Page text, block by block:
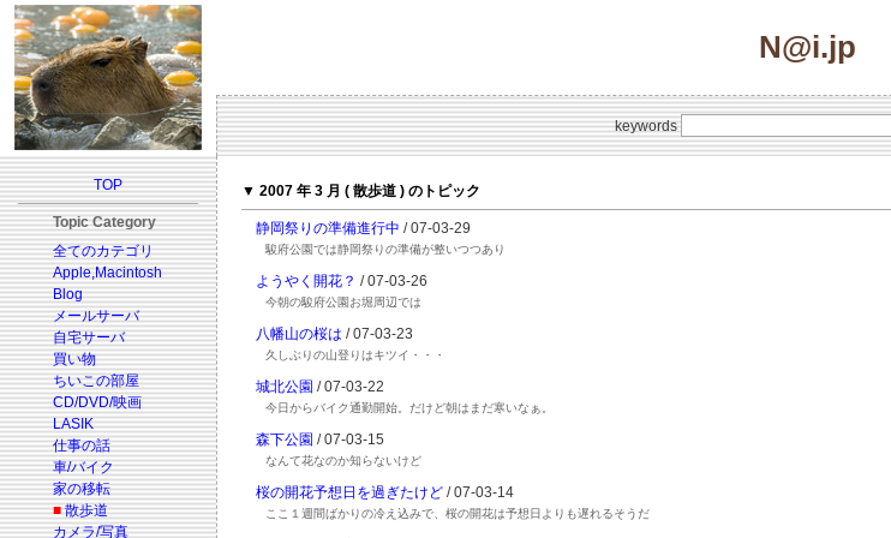
N@i.jp
keywords
TOP
Topic Category
全てのカテゴリ
Apple,Macintosh
Blog
メールサーバ
自宅サーバ
買い物
ちいこの部屋
CD/DVD/映画
LASIK
仕事の話
車/バイク
家の移転
■ 散歩道
カメラ/写真
▼ 2007 年 3 月 ( 散歩道 ) のトピック
静岡祭りの準備進行中 / 07-03-29
駿府公園では静岡祭りの準備が整いつつあり
ようやく開花？ / 07-03-26
今朝の駿府公園お堀周辺では
八幡山の桜は / 07-03-23
久しぶりの山登りはキツイ・・・
城北公園 / 07-03-22
今日からバイク通勤開始。だけど朝はまだ寒いなぁ。
森下公園 / 07-03-15
なんて花なのか知らないけど
桜の開花予想日を過ぎたけど / 07-03-14
ここ１週間ばかりの冷え込みで、桜の開花は予想日よりも遅れるそうだ